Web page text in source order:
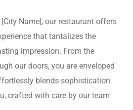
Name], our restaurant offers
that tantalizes the
impression. From the
our doors, you are enveloped
blends sophistication
crafted with care by our team